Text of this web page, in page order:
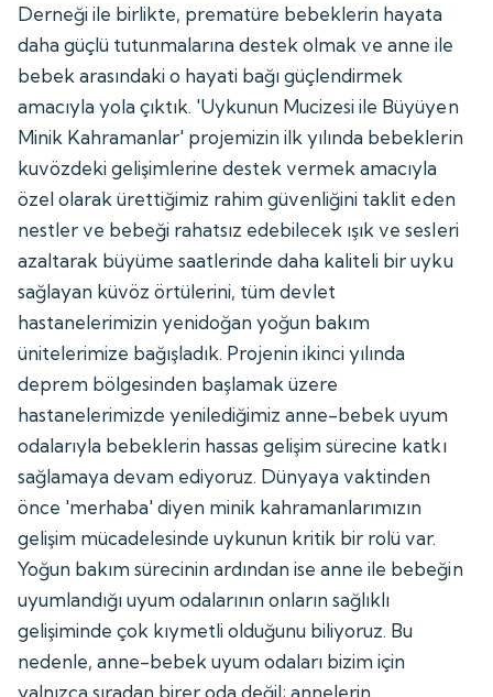
Derneği ile birlikte, prematüre bebeklerin hayata
daha güçlü tutunmalarına destek olmak ve anne ile
bebek arasındaki o hayati bağı güçlendirmek
amacıyla yola çıktık. 'Uykunun Mucizesi ile Büyüyen
Minik Kahramanlar' projemizin ilk yılında bebeklerin
kuvözdeki gelişimlerine destek vermek amacıyla
özel olarak ürettiğimiz rahim güvenliğini taklit eden
nestler ve bebeği rahatsız edebilecek ışık ve sesleri
azaltarak büyüme saatlerinde daha kaliteli bir uyku
sağlayan küvöz örtülerini, tüm devlet
hastanelerimizin yenidoğan yoğun bakım
ünitelerimize bağışladık. Projenin ikinci yılında
deprem bölgesinden başlamak üzere
hastanelerimizde yenilediğimiz anne-bebek uyum
odalarıyla bebeklerin hassas gelişim sürecine katkı
sağlamaya devam ediyoruz. Dünyaya vaktinden
önce 'merhaba' diyen minik kahramanlarımızın
gelişim mücadelesinde uykunun kritik bir rolü var.
Yoğun bakım sürecinin ardından ise anne ile bebeğin
uyumlandığı uyum odalarının onların sağlıklı
gelişiminde çok kıymetli olduğunu biliyoruz. Bu
nedenle, anne-bebek uyum odaları bizim için
yalnızca sıradan birer oda değil; annelerin